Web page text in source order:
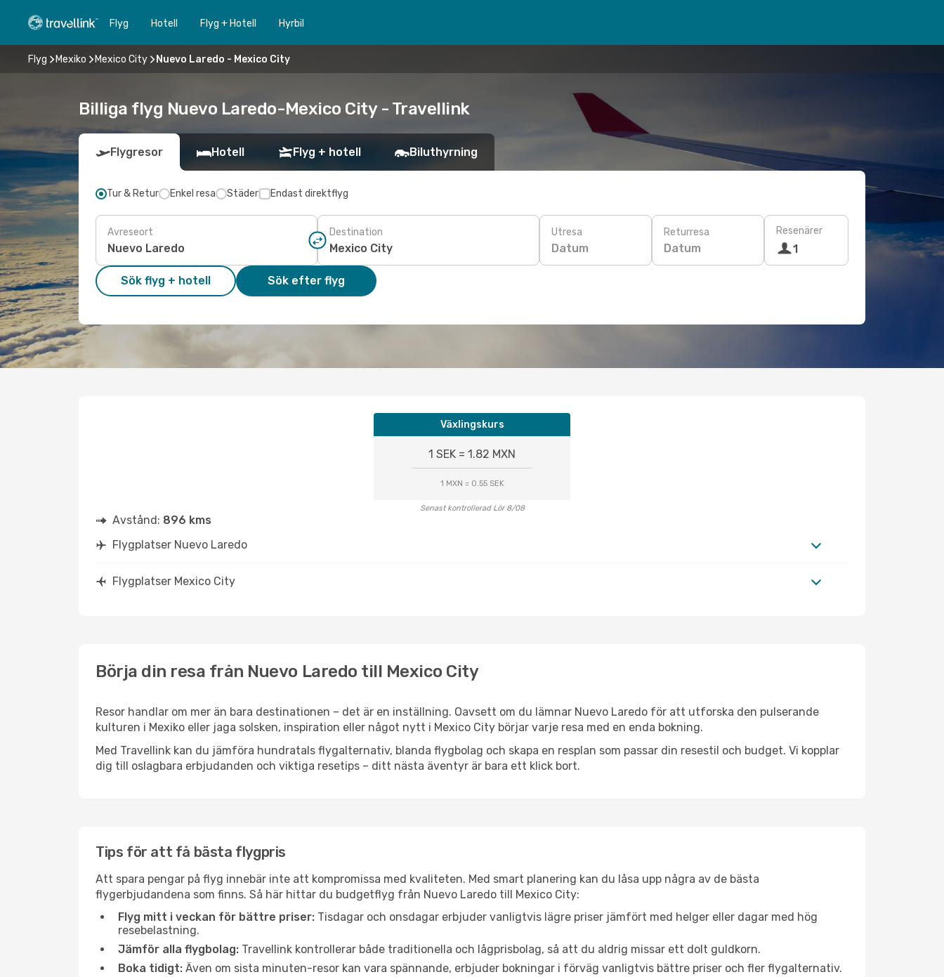
Flyg Hotell Flyg + Hotell Hyrbil
Flyg Mexiko Mexico City Nuevo Laredo - Mexico City
Billiga flyg Nuevo Laredo-Mexico City - Travellink
Flygresor Hotell Flyg + hotell Biluthyrning
Tur & Retur Enkel resa Städer Endast direktflyg
Avreseort Destination Utresa
Datum
Returresa
Datum
Resenärer
1
Sök flyg + hotell Sök efter flyg
Växlingskurs
1 SEK = 1.82 MXN
1 MXN = 0.55 SEK
Senast kontrollerad Lör 8/08
Avstånd: 896 kms
Flygplatser Nuevo Laredo
Flygplatser Mexico City
Börja din resa från Nuevo Laredo till Mexico City
Resor handlar om mer än bara destinationen – det är en inställning. Oavsett om du lämnar Nuevo Laredo för att utforska den pulserande
kulturen i Mexiko eller jaga solsken, inspiration eller något nytt i Mexico City börjar varje resa med en enda bokning.
Med Travellink kan du jämföra hundratals flygalternativ, blanda flygbolag och skapa en resplan som passar din resestil och budget. Vi kopplar
dig till oslagbara erbjudanden och viktiga resetips – ditt nästa äventyr är bara ett klick bort.
Tips för att få bästa flygpris
Att spara pengar på flyg innebär inte att kompromissa med kvaliteten. Med smart planering kan du låsa upp några av de bästa
flygerbjudandena som finns. Så här hittar du budgetflyg från Nuevo Laredo till Mexico City:
Flyg mitt i veckan för bättre priser: Tisdagar och onsdagar erbjuder vanligtvis lägre priser jämfört med helger eller dagar med hög
resebelastning.
Jämför alla flygbolag: Travellink kontrollerar både traditionella och lågprisbolag, så att du aldrig missar ett dolt guldkorn.
Boka tidigt: Även om sista minuten-resor kan vara spännande, erbjuder bokningar i förväg vanligtvis bättre priser och fler flygalternativ.